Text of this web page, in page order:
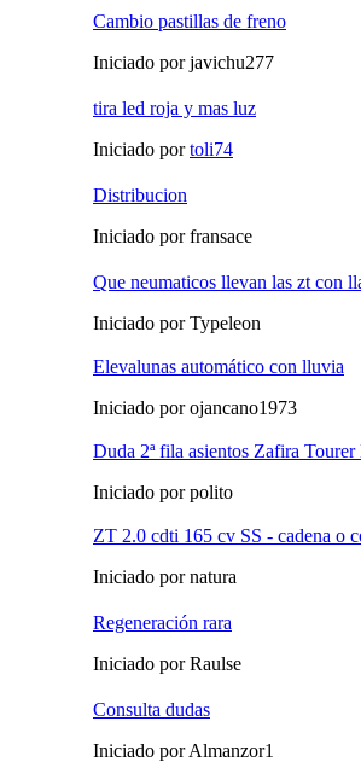
Cambio pastillas de freno
Iniciado por javichu277
tira led roja y mas luz
Iniciado portoli74
Distribucion
Iniciado por fransace
Que neumaticos llevan las zt con
Iniciado por Typeleon
Elevalunas automático con lluvia
Iniciado por ojancano1973
Duda 2ª fila asientos Zafira Tourer
Iniciado por polito
ZT 2.0 cdti 165 cv SS - cadena o
Iniciado por natura
Regeneración rara
Iniciado por Raulse
Consulta dudas
Iniciado por Almanzor1